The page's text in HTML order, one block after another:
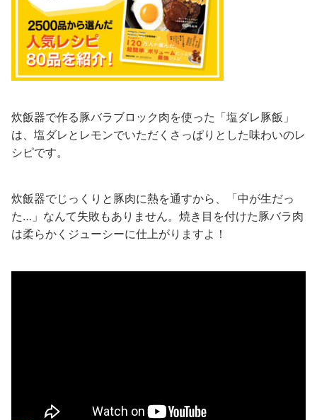
炊飯器で作る豚バラブロック肉を使った「塩ダレ豚飯」
は、塩ダレとレモンでいただくさっぱりとした味わいのレ
シピです。
炊飯器でじっくりと豚肉に熱を通すから、「中が生だっ
た…」なんて失敗もありません。焼き目を付けた豚バラ肉
は柔らかくジューシーに仕上がりますよ！